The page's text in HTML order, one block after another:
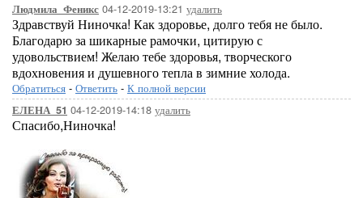
Людмила_Феникс 04-12-2019-13:21 удалить
Здравствуй Ниночка! Как здоровье, долго тебя не было.
Благодарю за шикарные рамочки, цитирую с
удовольствием! Желаю тебе здоровья, творческого
вдохновения и душевного тепла в зимние холода.
Обратиться - Ответить - К полной версии
ЕЛЕНА_51 04-12-2019-14:18 удалить
Спасибо,Ниночка!